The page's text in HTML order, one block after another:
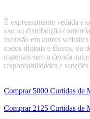
É expressamente vedada a
uso ou distribuição
inclusão em outros
meios digitais e físicos, ou
materiais sem a devida
responsabilidades e sanções
Comprar 5000 Curtidas de
Comprar 2125 Curtidas de